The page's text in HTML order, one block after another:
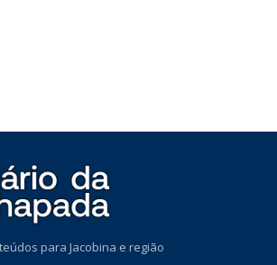
para Jacobina e região